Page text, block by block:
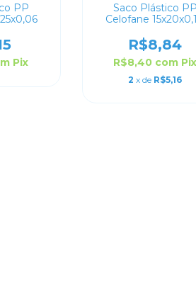
PP
Pix
Saco Plástico PP
Celofane
R$8,84
R$8,40 com Pix
2 x de R$5,16